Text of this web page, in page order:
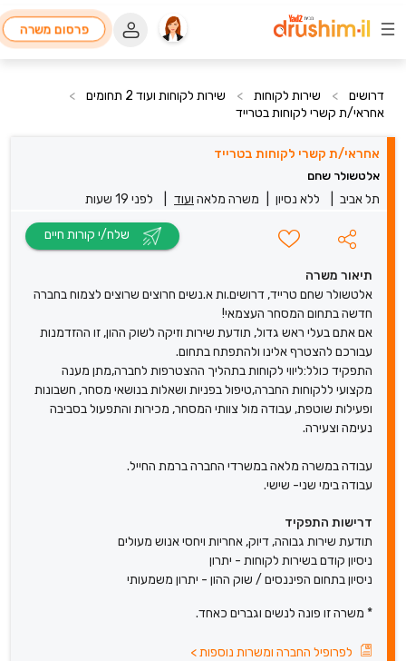
פרסום משרה
דרושים > שירות לקוחות > שירות לקוחות ועוד 2 תחומים
>
אחראי/ת קשרי לקוחות בטרייד
אחראי/ת קשרי לקוחות בטרייד
אלטשולר שחם
תל אביב ללא נסיון משרה מלאה ועוד לפני 19 שעות
תיאור משרה
אלטשולר שחם טרייד, דרושים.ות א.נשים חרוצים שרוצים לצמוח בחברה
חדשה בתחום המסחר העצמאי!
אם אתם בעלי ראש גדול, תודעת שירות וזיקה לשוק ההון, זו ההזדמנות
עבורכם להצטרף אלינו ולהתפתח בתחום.
התפקיד כולל:ליווי לקוחות בתהליך ההצטרפות לחברה,מתן מענה
מקצועי ללקוחות החברה,טיפול בפניות ושאלות בנושאי מסחר, חשבונות
ופעילות שוטפת, עבודה מול צוותי המסחר, מכירות והתפעול בסביבה
נעימה וצעירה.
עבודה במשרה מלאה במשרדי החברה ברמת החייל.
עבודה בימי שני- שישי.
דרישות התפקיד
תודעת שירות גבוהה, דיוק, אחריות ויחסי אנוש מעולים
ניסיון קודם בשירות לקוחות - יתרון
ניסיון בתחום הפיננסים / שוק ההון - יתרון משמעותי
* משרה זו פונה לנשים וגברים כאחד.
לפרופיל החברה ומשרות נוספות>